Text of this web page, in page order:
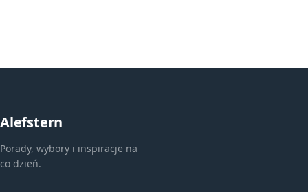
Alefstern
Porady, wybory i inspiracje na
co dzień.